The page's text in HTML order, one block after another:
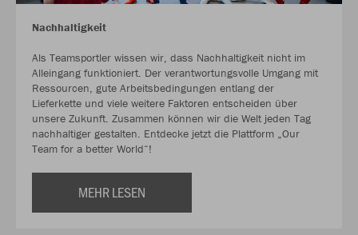
Nachhaltigkeit
Als Teamsportler wissen wir, dass Nachhaltigkeit nicht im
Alleingang funktioniert. Der verantwortungsvolle Umgang mit
Ressourcen, gute Arbeitsbedingungen entlang der
Lieferkette und viele weitere Faktoren entscheiden über
unsere Zukunft. Zusammen können wir die Welt jeden Tag
nachhaltiger gestalten. Entdecke jetzt die Plattform „Our
Team for a better World“!
MEHR LESEN